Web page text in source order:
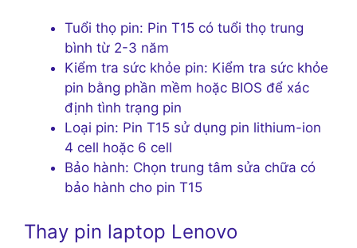
Tuổi thọ pin: Pin T15 có tuổi thọ trung
bình từ 2-3 năm
Kiểm tra sức khỏe pin: Kiểm tra sức khỏe
pin bằng phần mềm hoặc BIOS để xác
định tình trạng pin
Loại pin: Pin T15 sử dụng pin lithium-ion
4 cell hoặc 6 cell
Bảo hành: Chọn trung tâm sửa chữa có
bảo hành cho pin T15
Thay pin laptop Lenovo